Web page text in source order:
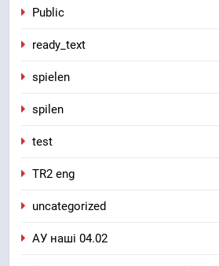
Public
ready_text
spielen
spilen
test
TR2 eng
uncategorized
АУ наші 04.02